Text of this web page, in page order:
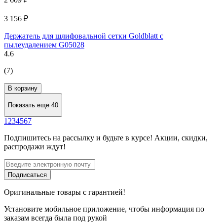
3 156 ₽
Держатель для шлифовальной сетки Goldblatt с
пылеудалением G05028
4.6
(7)
В корзину
Показать еще 40
1 234567
Подпишитесь на рассылку и будьте в курсе! Акции, скидки,
распродажи ждут!
Подписаться
Оригинальные товары с гарантией!
Установите мобильное приложение, чтобы информация по
заказам всегда была под рукой